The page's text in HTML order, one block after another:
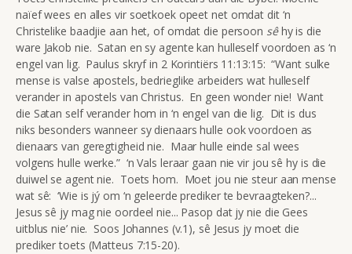
naïef wees en alles vir soetkoek opeet net omdat dit ‘n
Christelike baadjie aan het, of omdat die persoon sêhy is die
ware Jakob nie. Satan en sy agente kan hulleself voordoen as ‘n
engel van lig. Paulus skryf in 2 Korintiërs 11:13:15: “Want sulke
mense is valse apostels, bedrieglike arbeiders wat hulleself
verander in apostels van Christus. En geen wonder nie! Want
die Satan self verander hom in ‘n engel van die lig. Dit is dus
niks besonders wanneer sy dienaars hulle ook voordoen as
dienaars van geregtigheid nie. Maar hulle einde sal wees
volgens hulle werke.” ‘n Vals leraar gaan nie vir jou sê hy is die
duiwel se agent nie. Toets hom. Moet jou nie steur aan mense
wat sê: ‘Wie is jý om ‘n geleerde prediker te bevraagteken?...
Jesus sê jy mag nie oordeel nie... Pasop dat jy nie die Gees
uitblus nie’ nie. Soos Johannes (v.1), sê Jesus jy moet die
prediker toets (Matteus 7:15-20).